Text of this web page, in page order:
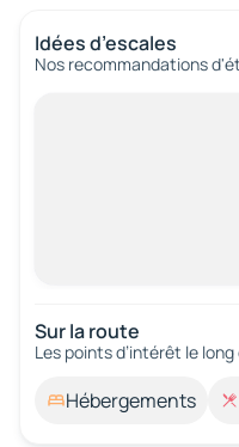
Idées d’escales
Nos recommandations
Sur la route
Les points d’intérêt le
Hébergements